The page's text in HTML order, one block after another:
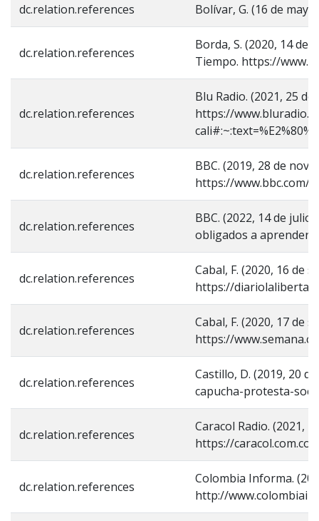
dc.relation.references Bolívar, G. (16 de
dc.relation.references
Borda, S. (2020, 14
Tiempo. https://
dc.relation.references
Blu Radio. (2021, 25
https://
dc.relation.references
BBC. (2019, 28 de
https://www.bbc.com/
dc.relation.references
BBC. (2022, 14 de
obligados a aprender
dc.relation.references
Cabal, F. (2020, 16 de
https://
dc.relation.references
Cabal, F. (2020, 17 de
https://
dc.relation.references
Castillo, D. (2019, 20
capucha-protesta-
dc.relation.references
Caracol Radio. (2021,
https://
dc.relation.references
Colombia Informa.
http://